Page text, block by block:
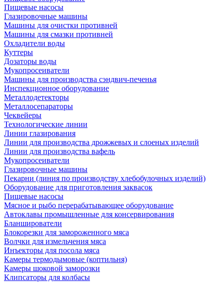
Пищевые насосы
Глазировочные машины
Машины для очистки противней
Машины для смазки противней
Охладители воды
Куттеры
Дозаторы воды
Мукопросеиватели
Машины для производства сэндвич-печенья
Инспекционное оборудование
Металлодетекторы
Металлосепараторы
Чеквейеры
Технологические линии
Линии глазирования
Линии для производства дрожжевых и слоеных изделий
Линии для производства вафель
Мукопросеиватели
Глазировочные машины
Пекарни (линия по производству хлебобулочных изделий)
Оборудование для приготовления заквасок
Пищевые насосы
Мясное и рыбо перерабатывающее оборудование
Автоклавы промышленные для консервирования
Бланширователи
Блокорезки для замороженного мяса
Волчки для измельчения мяса
Инъекторы для посола мяса
Камеры термодымовые (коптильня)
Камеры шоковой заморозки
Клипсаторы для колбасы